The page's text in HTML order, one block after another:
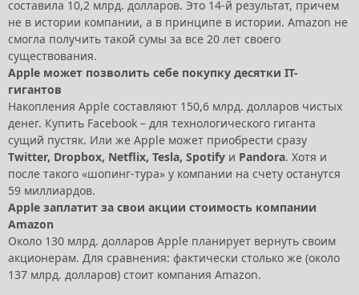
составила 10,2 млрд. долларов. Это 14-й результат, причем
не в истории компании, а в принципе в истории. Amazon не
смогла получить такой сумы за все 20 лет своего
существования.
Apple может позволить себе покупку десятки IT-
гигантов
Накопления Apple составляют 150,6 млрд. долларов чистых
денег. Купить Facebook – для технологического гиганта
сущий пустяк. Или же Apple может приобрести сразу
Twitter, Dropbox, Netflix, Tesla, Spotify и Pandora. Хотя и
после такого «шопинг-тура» у компании на счету останутся
59 миллиардов.
Apple заплатит за свои акции стоимость компании
Amazon
Около 130 млрд. долларов Apple планирует вернуть своим
акционерам. Для сравнения: фактически столько же (около
137 млрд. долларов) стоит компания Amazon.